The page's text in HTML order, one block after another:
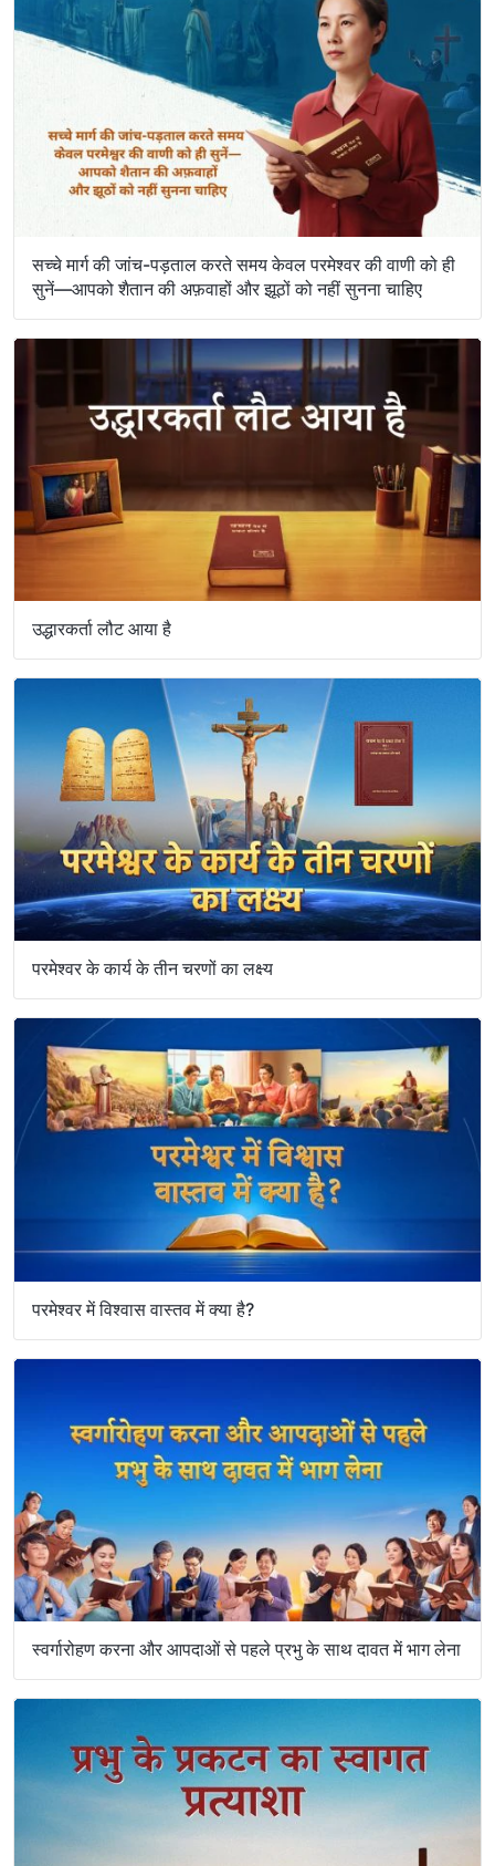
सच्चे मार्ग की जांच-पड़ताल करते समय केवल परमेश्वर की वाणी को ही
सुनें—आपको शैतान की अफ़वाहों और झूठों को नहीं सुनना चाहिए
उद्धारकर्ता लौट आया है
परमेश्वर के कार्य के तीन चरणों का लक्ष्य
परमेश्वर में विश्वास वास्तव में क्या है?
स्वर्गारोहण करना और आपदाओं से पहले प्रभु के साथ दावत में भाग लेना